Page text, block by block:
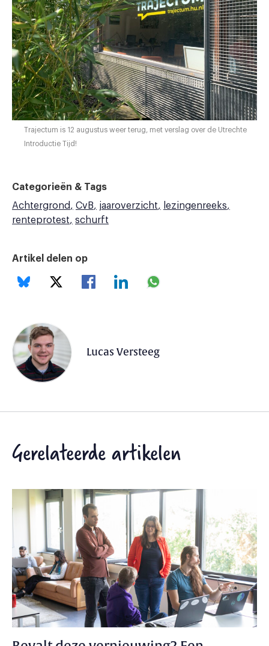
Trajectum is 12 augustus weer terug, met verslag over de Utrechte
Introductie Tijd!
Categorieën & Tags
Achtergrond
CvB jaaroverzicht
lezingenreeks
renteprotest
schurft
Artikel delen op
Lucas Versteeg
Gerelateerde artikelen